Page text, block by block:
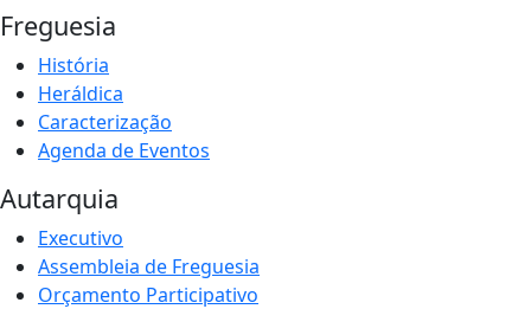
Freguesia
História
Heráldica
Caracterização
Agenda de Eventos
Autarquia
Executivo
Assembleia de Freguesia
Orçamento Participativo